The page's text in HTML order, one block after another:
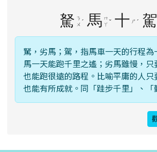
駑 ㄋ
ㄨ ˊ 馬 ㄇ
ㄚ ˇ 十 ㄕ ˊ 駕
駑，劣馬；駕，指馬車一天的行程為
馬一天能跑千里之遙；劣馬雖慢，只
也能跑很遠的路程。比喻平庸的人只
也能有所成就。同「跬步千里」、「